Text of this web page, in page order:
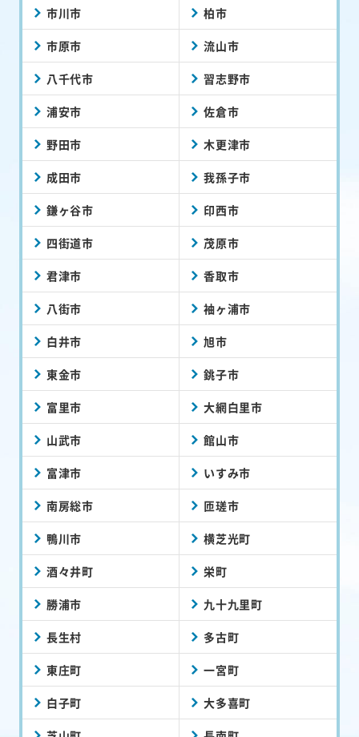
市川市 柏市
市原市 流山市
八千代市 習志野市
浦安市 佐倉市
野田市 木更津市
成田市 我孫子市
鎌ヶ谷市 印西市
四街道市 茂原市
君津市 香取市
八街市 袖ヶ浦市
白井市 旭市
東金市 銚子市
富里市 大網白里市
山武市 館山市
富津市 いすみ市
南房総市 匝瑳市
鴨川市 横芝光町
酒々井町 栄町
勝浦市 九十九里町
長生村 多古町
東庄町 一宮町
白子町 大多喜町